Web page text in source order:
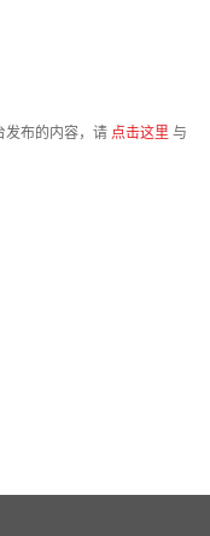
发布的内容，请 点击这里 与